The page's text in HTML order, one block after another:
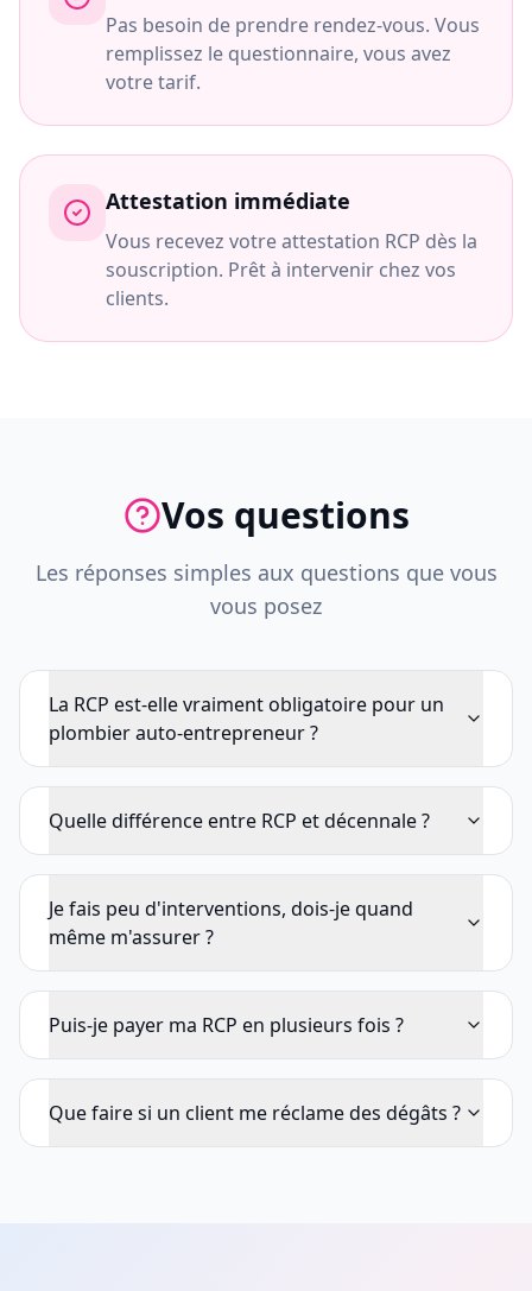
Pas besoin de prendre rendez-vous. Vous
remplissez le questionnaire, vous avez
votre tarif.
Attestation immédiate
Vous recevez votre attestation RCP dès la
souscription. Prêt à intervenir chez vos
clients.
Vos questions
Les réponses simples aux questions que vous
vous posez
La RCP est-elle vraiment obligatoire pour un
plombier auto-entrepreneur ?
Quelle différence entre RCP et décennale ?
Je fais peu d'interventions, dois-je quand
même m'assurer ?
Puis-je payer ma RCP en plusieurs fois ?
Que faire si un client me réclame des dégâts ?